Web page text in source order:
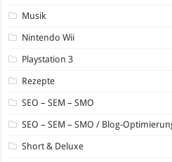
Musik
Nintendo Wii
Playstation 3
Rezepte
SEO – SEM – SMO
SEO – SEM – SMO / Blog-
Short & Deluxe